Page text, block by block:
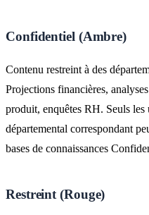
Confidentiel (Ambre)
Contenu restreint à des
Projections financières,
produit, enquêtes RH. Seuls les
départemental correspondant
bases de connaissances
Restreint (Rouge)